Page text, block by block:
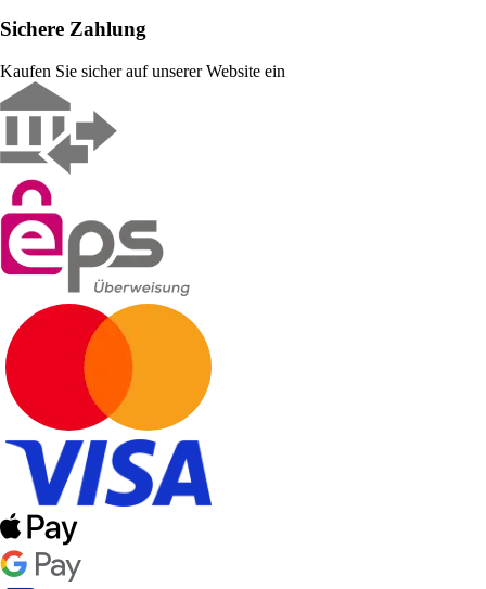
Sichere Zahlung
Kaufen Sie sicher auf unserer Website ein